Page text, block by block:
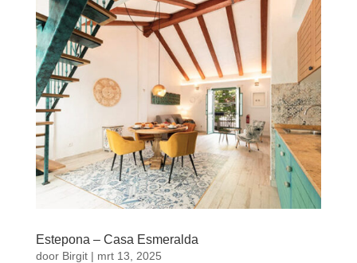
Estepona – Casa Esmeralda
door Birgit| mrt 13, 2025